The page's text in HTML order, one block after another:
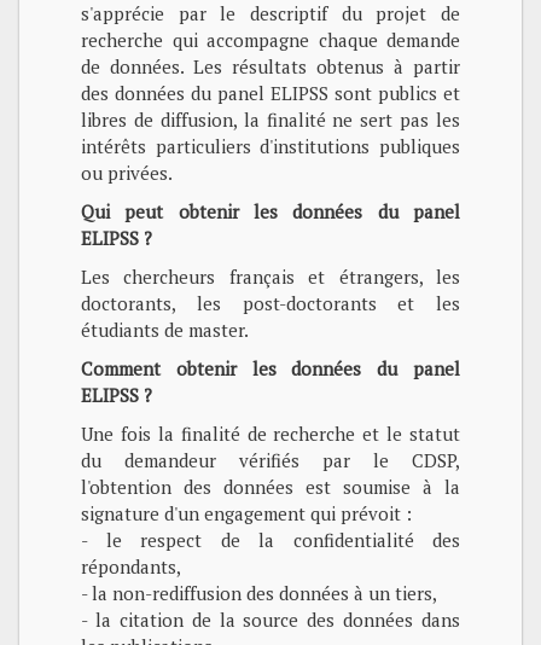
s'apprécie par le descriptif du projet de
recherche qui accompagne chaque demande
de données. Les résultats obtenus à partir
des données du panel ELIPSS sont publics et
libres de diffusion, la finalité ne sert pas les
intérêts particuliers d'institutions publiques
ou privées.
Qui peut obtenir les données du panel
ELIPSS ?
Les chercheurs français et étrangers, les
doctorants, les post-doctorants et les
étudiants de master.
Comment obtenir les données du panel
ELIPSS ?
Une fois la finalité de recherche et le statut
du demandeur vérifiés par le CDSP,
l'obtention des données est soumise à la
signature d'un engagement qui prévoit :
- le respect de la confidentialité des
répondants,
- la non-rediffusion des données à un tiers,
- la citation de la source des données dans